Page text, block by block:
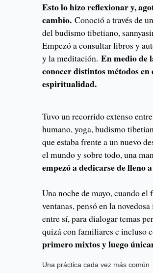
Esto lo hizo reflexionar y,
cambio.Conoció a través de
del budismo tibetiano,
Empezó a consultar libros y
y la meditación. En medio de
conocer distintos métodos
espiritualidad.
Tuvo un recorrido extenso
humano, yoga, budismo
que estaba frente a un nuevo
el mundo y sobre todo, una
empezó a dedicarse de lleno
Una noche de mayo, cuando
ventanas, pensó en la
entre sí, para dialogar temas
quizá con familiares e incluso
primero mixtos y luego
Una práctica cada vez más común